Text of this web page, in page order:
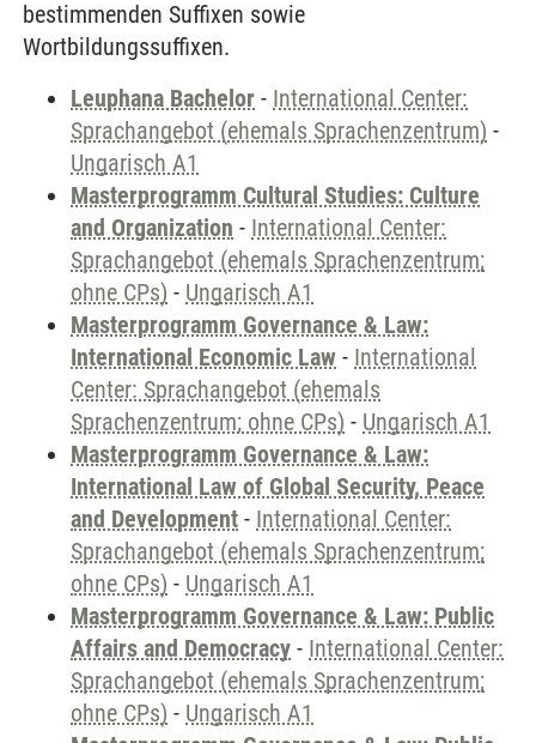
bestimmenden Suffixen sowie
Wortbildungssuffixen.
Leuphana Bachelor - International Center:
Sprachangebot (ehemals Sprachenzentrum) -
Ungarisch A1
Masterprogramm Cultural Studies: Culture
and Organization - International Center:
Sprachangebot (ehemals Sprachenzentrum;
ohne CPs) - Ungarisch A1
Masterprogramm Governance & Law:
International Economic Law - International
Center: Sprachangebot (ehemals
Sprachenzentrum; ohne CPs) - Ungarisch A1
Masterprogramm Governance & Law:
International Law of Global Security, Peace
and Development - International Center:
Sprachangebot (ehemals Sprachenzentrum;
ohne CPs) - Ungarisch A1
Masterprogramm Governance & Law: Public
Affairs and Democracy - International Center:
Sprachangebot (ehemals Sprachenzentrum;
ohne CPs) - Ungarisch A1